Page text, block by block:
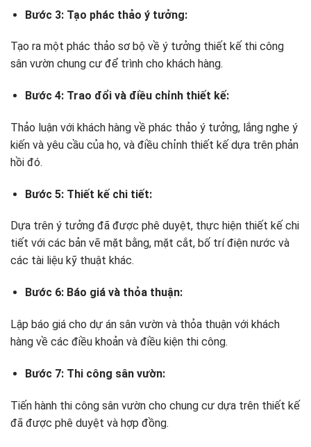
Bước 3: Tạo phác thảo ý tưởng:
Tạo ra một phác thảo sơ bộ về ý tưởng thiết kế thi công
sân vườn chung cư để trình cho khách hàng.
Bước 4: Trao đổi và điều chỉnh thiết kế:
Thảo luận với khách hàng về phác thảo ý tưởng, lắng nghe ý
kiến và yêu cầu của họ, và điều chỉnh thiết kế dựa trên phản
hồi đó.
Bước 5: Thiết kế chi tiết:
Dựa trên ý tưởng đã được phê duyệt, thực hiện thiết kế chi
tiết với các bản vẽ mặt bằng, mặt cắt, bố trí điện nước và
các tài liệu kỹ thuật khác.
Bước 6: Báo giá và thỏa thuận:
Lập báo giá cho dự án sân vườn và thỏa thuận với khách
hàng về các điều khoản và điều kiện thi công.
Bước 7: Thi công sân vườn:
Tiến hành thi công sân vườn cho chung cư dựa trên thiết kế
đã được phê duyệt và hợp đồng.